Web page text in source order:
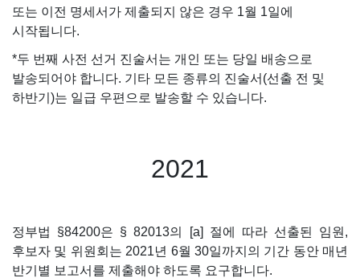
또는 이전 명세서가 제출되지 않은 경우 1월 1일에
시작됩니다.
*두 번째 사전 선거 진술서는 개인 또는 당일 배송으로
발송되어야 합니다. 기타 모든 종류의 진술서(선출 전 및
하반기)는 일급 우편으로 발송할 수 있습니다.
2021
정부법 §84200은 § 82013의 [a] 절에 따라 선출된 임원,
후보자 및 위원회는 2021년 6월 30일까지의 기간 동안 매년
반기별 보고서를 제출해야 하도록 요구합니다.